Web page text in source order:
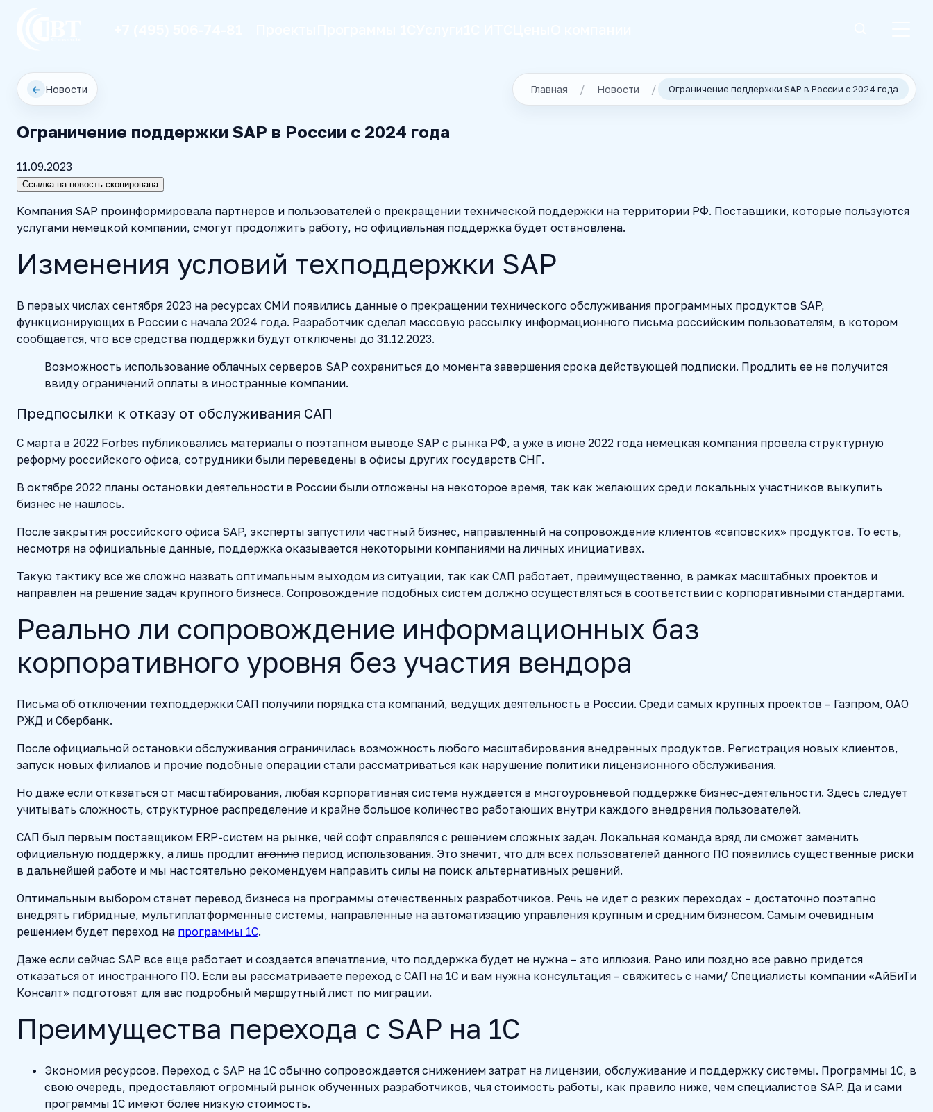
← Новости Главная Новости Ограничение поддержки SAP в России с 2024 года
Ограничение поддержки SAP в России с 2024 года
11.09.2023
Ссылка на новость скопирована
Компания SAP проинформировала партнеров и пользователей о прекращении технической поддержки на территории РФ. Поставщики, которые пользуются
услугами немецкой компании, смогут продолжить работу, но официальная поддержка будет остановлена.
Изменения условий техподдержки SAP
В первых числах сентября 2023 на ресурсах СМИ появились данные о прекращении технического обслуживания программных продуктов SAP,
функционирующих в России с начала 2024 года. Разработчик сделал массовую рассылку информационного письма российским пользователям, в котором
сообщается, что все средства поддержки будут отключены до 31.12.2023.
Возможность использование облачных серверов SAP сохраниться до момента завершения срока действующей подписки. Продлить ее не получится
ввиду ограничений оплаты в иностранные компании.
Предпосылки к отказу от обслуживания САП
С марта в 2022 Forbes публиковались материалы о поэтапном выводе SAP с рынка РФ, а уже в июне 2022 года немецкая компания провела структурную
реформу российского офиса, сотрудники были переведены в офисы других государств СНГ.
В октябре 2022 планы остановки деятельности в России были отложены на некоторое время, так как желающих среди локальных участников выкупить
бизнес не нашлось.
После закрытия российского офиса SAP, эксперты запустили частный бизнес, направленный на сопровождение клиентов «саповских» продуктов. То есть,
несмотря на официальные данные, поддержка оказывается некоторыми компаниями на личных инициативах.
Такую тактику все же сложно назвать оптимальным выходом из ситуации, так как САП работает, преимущественно, в рамках масштабных проектов и
направлен на решение задач крупного бизнеса. Сопровождение подобных систем должно осуществляться в соответствии с корпоративными стандартами.
Реально ли сопровождение информационных баз
корпоративного уровня без участия вендора
Письма об отключении техподдержки САП получили порядка ста компаний, ведущих деятельность в России. Среди самых крупных проектов – Газпром, ОАО
РЖД и Сбербанк.
После официальной остановки обслуживания ограничилась возможность любого масштабирования внедренных продуктов. Регистрация новых клиентов,
запуск новых филиалов и прочие подобные операции стали рассматриваться как нарушение политики лицензионного обслуживания.
Но даже если отказаться от масштабирования, любая корпоративная система нуждается в многоуровневой поддержке бизнес-деятельности. Здесь следует
учитывать сложность, структурное распределение и крайне большое количество работающих внутри каждого внедрения пользователей.
САП был первым поставщиком ERP-систем на рынке, чей софт справлялся с решением сложных задач. Локальная команда вряд ли сможет заменить
официальную поддержку, а лишь продлит агонию период использования. Это значит, что для всех пользователей данного ПО появились существенные риски
в дальнейшей работе и мы настоятельно рекомендуем направить силы на поиск альтернативных решений.
Оптимальным выбором станет перевод бизнеса на программы отечественных разработчиков. Речь не идет о резких переходах – достаточно поэтапно
внедрять гибридные, мультиплатформенные системы, направленные на автоматизацию управления крупным и средним бизнесом. Самым очевидным
решением будет переход на программы 1С.
Даже если сейчас SAP все еще работает и создается впечатление, что поддержка будет не нужна – это иллюзия. Рано или поздно все равно придется
отказаться от иностранного ПО. Если вы рассматриваете переход с САП на 1С и вам нужна консультация – свяжитесь с нами/ Cпециалисты компании «АйБиТи
Консалт» подготовят для вас подробный маршрутный лист по миграции.
Преимущества перехода с SAP на 1С
Экономия ресурсов. Переход с SAP на 1С обычно сопровождается снижением затрат на лицензии, обслуживание и поддержку системы. Программы 1С, в
свою очередь, предоставляют огромный рынок обученных разработчиков, чья стоимость работы, как правило ниже, чем специалистов SAP. Да и сами
программы 1С имеют более низкую стоимость.